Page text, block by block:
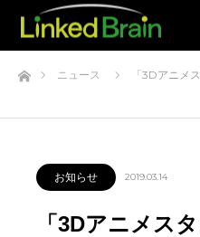
ホームニュース 「3Dアニメ
お知らせ 2019.03.14
「3Dアニメス